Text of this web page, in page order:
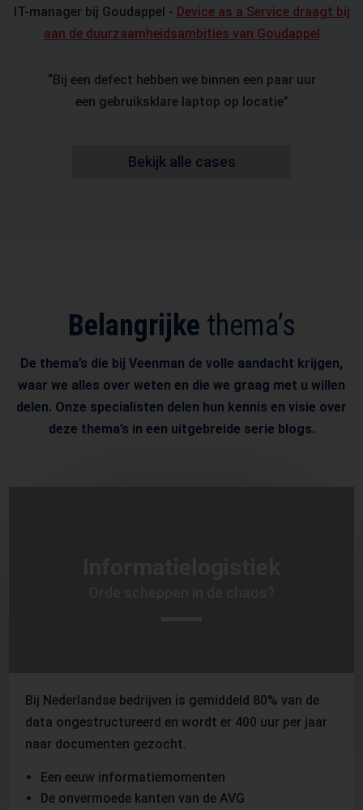
IT-manager bij Goudappel - Device as a Service draagt bij
aan de duurzaamheidsambities van Goudappel
Bij een defect hebben we binnen een paar uur
een gebruiksklare laptop op locatie
Bekijk alle cases
Belangrijke thema’s
De thema’s die bij Veenman de volle aandacht krijgen,
waar we alles over weten en die we graag met u willen
delen. Onze specialisten delen hun kennis en visie over
deze thema’s in een uitgebreide serie blogs.
Bij Nederlandse bedrijven is gemiddeld 80% van de
data ongestructureerd en wordt er 400 uur per jaar
naar documenten gezocht.
Een eeuw informatiemomenten
De onvermoede kanten van de AVG